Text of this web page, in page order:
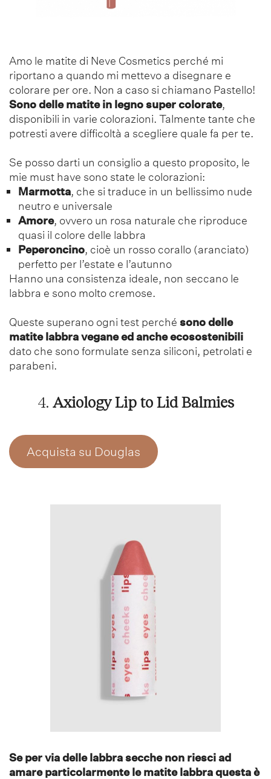
Amo le matite di Neve Cosmetics perché mi
riportano a quando mi mettevo a disegnare e
colorare per ore. Non a caso si chiamano Pastello!
Sono delle matite in legno super colorate,
disponibili in varie colorazioni. Talmente tante che
potresti avere difficoltà a scegliere quale fa per te.
Se posso darti un consiglio a questo proposito, le
mie must have sono state le colorazioni:
Marmotta, che si traduce in un bellissimo nude
neutro e universale
Amore, ovvero un rosa naturale che riproduce
quasi il colore delle labbra
Peperoncino, cioè un rosso corallo (aranciato)
perfetto per l’estate e l’autunno
Hanno una consistenza ideale, non seccano le
labbra e sono molto cremose.
Queste superano ogni test perché sono delle
matite labbra vegane ed anche ecosostenibili
dato che sono formulate senza siliconi, petrolati e
parabeni.
4. Axiology Lip to Lid Balmies
Acquista su Douglas
Se per via delle labbra secche non riesci ad
amare particolarmente le matite labbra questa è